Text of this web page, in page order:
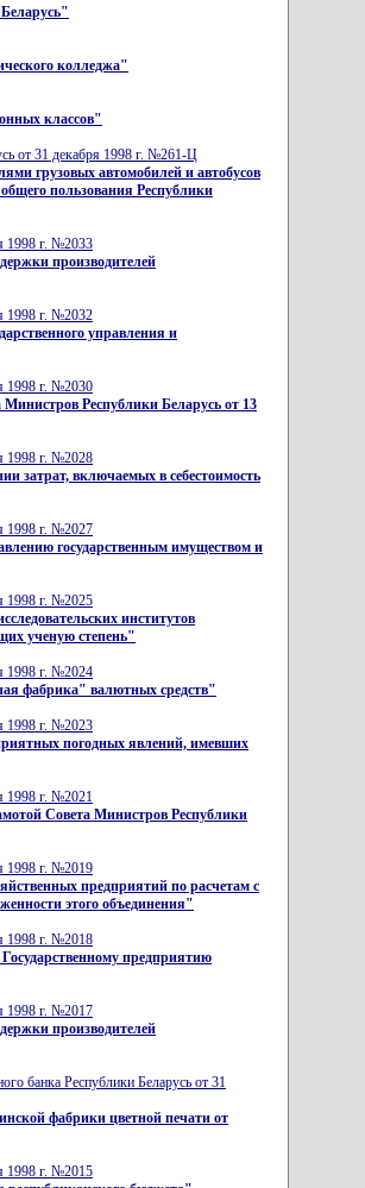
колледжа"
классов"
от 31 декабря 1998 г. №261-Ц
грузовых автомобилей и автобусов
пользования Республики
1998 г. №2033
производителей
1998 г. №2032
управления и
1998 г. №2030
Республики Беларусь от 13
1998 г. №2028
затрат, включаемых в себестоимость
1998 г. №2027
государственным имуществом и
1998 г. №2025
институтов
ученую степень"
1998 г. №2024
фабрика" валютных средств"
1998 г. №2023
погодных явлений, имевших
1998 г. №2021
Совета Министров Республики
1998 г. №2019
предприятий по расчетам с
этого объединения"
1998 г. №2018
предприятию
1998 г. №2017
производителей
банка Республики Беларусь от 31
фабрики цветной печати от
1998 г. №2015